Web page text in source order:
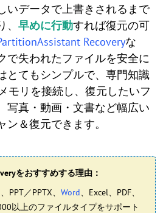
いデータで上書きされるまで
早めに行動すれば復元の可
Recoveryな
で失われたファイルを安全に
とてもシンプルで、専門知識
モリを接続し、復元したいフ
写真・動画・文書など幅広い
＆復元できます。
をおすすめする理由：
PPT／PPTX、 Word、Excel、PDF、
以上のファイルタイプをサポート